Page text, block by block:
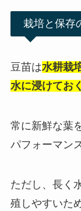
栽培と保存
豆苗は水耕栽
水に浸けてお
常に新鮮な葉
パフォーマン
ただし、長く
殖しやすいた